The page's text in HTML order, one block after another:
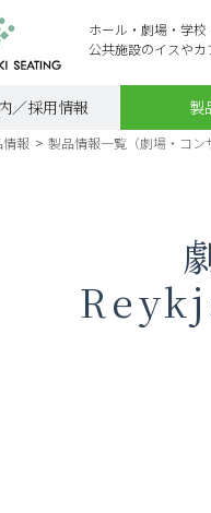
ホール・劇場・学校
公共施設のイスや
／採用情報 製
情報 > 製品情報一覧（劇場・コン